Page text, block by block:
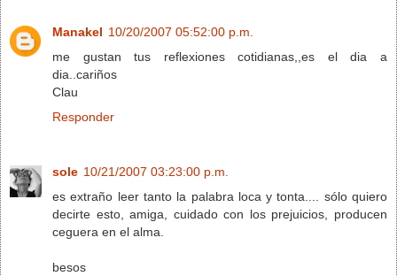
Manakel 10/20/2007 05:52:00 p.m.
me gustan tus reflexiones cotidianas,,es el dia a
dia..cariños
Clau
Responder
sole 10/21/2007 03:23:00 p.m.
es extraño leer tanto la palabra loca y tonta.... sólo quiero
decirte esto, amiga, cuidado con los prejuicios, producen
ceguera en el alma.
besos